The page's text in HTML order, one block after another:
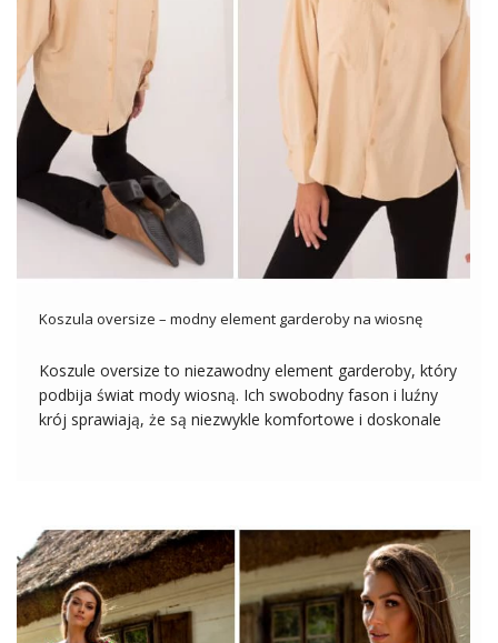
Koszula oversize – modny element garderoby na wiosnę
Koszule oversize to niezawodny element garderoby, który
podbija świat mody wiosną. Ich swobodny fason i luźny
krój sprawiają, że są niezwykle komfortowe i doskonale